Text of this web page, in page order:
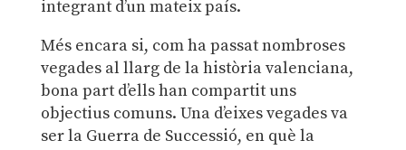
integrant d’un mateix país.
Més encara si, com ha passat nombroses
vegades al llarg de la història valenciana,
bona part d’ells han compartit uns
objectius comuns. Una d’eixes vegades va
ser la Guerra de Successió, en què la